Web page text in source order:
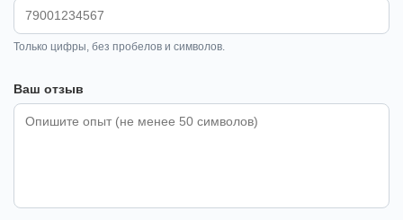
Только цифры, без пробелов и символов.
Ваш отзыв